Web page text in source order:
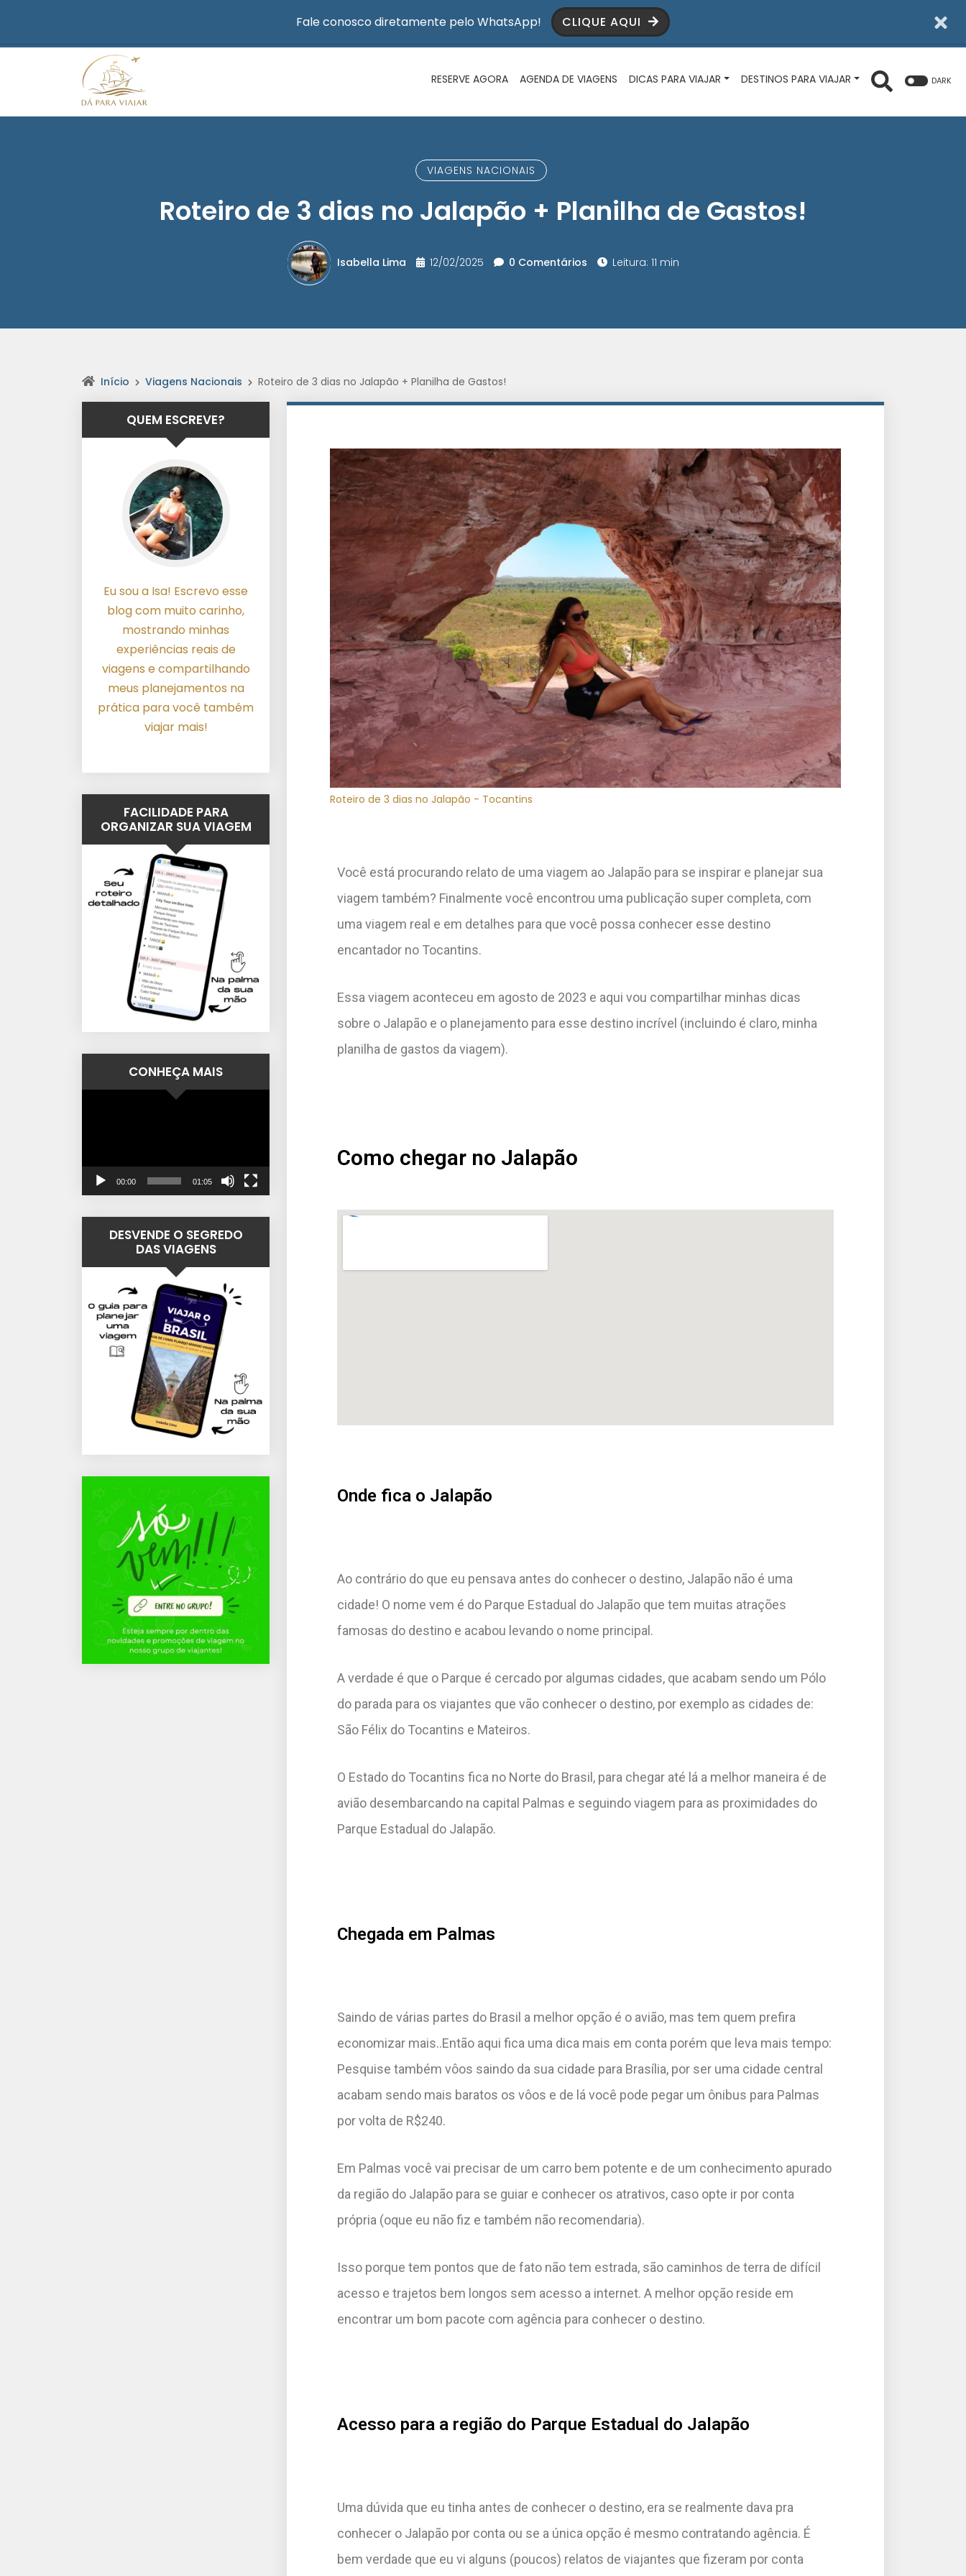
Fale conosco diretamente pelo WhatsApp! CLIQUE AQUI
RESERVE AGORA AGENDA DE VIAGENS DICAS PARA VIAJAR DESTINOS PARA VIAJAR DARK
VIAGENS NACIONAIS
Roteiro de 3 dias no Jalapão + Planilha de Gastos!
Isabella Lima 12/02/2025 0 Comentários Leitura: 11 min
Início Viagens Nacionais Roteiro de 3 dias no Jalapão + Planilha de Gastos!
Roteiro de 3 dias no Jalapão - Tocantins
Você está procurando relato de uma viagem ao Jalapão para se inspirar e planejar sua
viagem também? Finalmente você encontrou uma publicação super completa, com
uma viagem real e em detalhes para que você possa conhecer esse destino
encantador no Tocantins.
Essa viagem aconteceu em agosto de 2023 e aqui vou compartilhar minhas dicas
sobre o Jalapão e o planejamento para esse destino incrível (incluindo é claro, minha
planilha de gastos da viagem).
Como chegar no Jalapão
Onde fica o Jalapão
Ao contrário do que eu pensava antes do conhecer o destino, Jalapão não é uma
cidade! O nome vem é do Parque Estadual do Jalapão que tem muitas atrações
famosas do destino e acabou levando o nome principal.
A verdade é que o Parque é cercado por algumas cidades, que acabam sendo um Pólo
do parada para os viajantes que vão conhecer o destino, por exemplo as cidades de:
São Félix do Tocantins e Mateiros.
O Estado do Tocantins fica no Norte do Brasil, para chegar até lá a melhor maneira é de
avião desembarcando na capital Palmas e seguindo viagem para as proximidades do
Parque Estadual do Jalapão.
Chegada em Palmas
Saindo de várias partes do Brasil a melhor opção é o avião, mas tem quem prefira
economizar mais..Então aqui fica uma dica mais em conta porém que leva mais tempo:
Pesquise também vôos saindo da sua cidade para Brasília, por ser uma cidade central
acabam sendo mais baratos os vôos e de lá você pode pegar um ônibus para Palmas
por volta de R$240.
Em Palmas você vai precisar de um carro bem potente e de um conhecimento apurado
da região do Jalapão para se guiar e conhecer os atrativos, caso opte ir por conta
própria (oque eu não fiz e também não recomendaria).
Isso porque tem pontos que de fato não tem estrada, são caminhos de terra de difícil
acesso e trajetos bem longos sem acesso a internet. A melhor opção reside em
encontrar um bom pacote com agência para conhecer o destino.
Acesso para a região do Parque Estadual do Jalapão
Uma dúvida que eu tinha antes de conhecer o destino, era se realmente dava pra
conhecer o Jalapão por conta ou se a única opção é mesmo contratando agência. É
bem verdade que eu vi alguns (poucos) relatos de viajantes que fizeram por conta
QUEM ESCREVE?
Eu sou a Isa! Escrevo esse
blog com muito carinho,
mostrando minhas
experiências reais de
viagens e compartilhando
meus planejamentos na
prática para você também
viajar mais!
FACILIDADE PARA
ORGANIZAR SUA VIAGEM
CONHEÇA MAIS
00:00 01:05
DESVENDE O SEGREDO
DAS VIAGENS